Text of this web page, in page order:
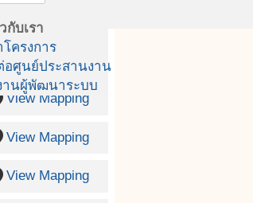
กับเรา
ครงการ
อศูนย์ประสานงาน
านผู้พัฒนาระบบ
View Mapping
View Mapping
View Mapping